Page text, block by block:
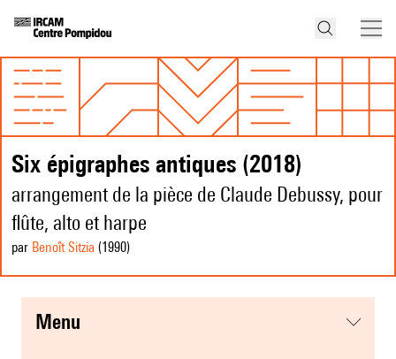
Six épigraphes antiques (2018)
arrangement de la pièce de Claude Debussy, pour
flûte, alto et harpe
par Benoît Sitzia (1990)
menu